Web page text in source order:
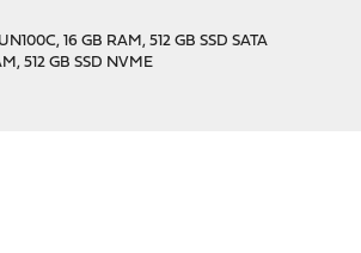
16 GB RAM, 512 GB SSD SATA
512 GB SSD NVME